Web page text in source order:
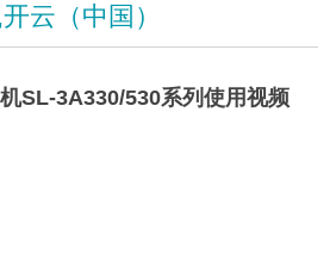
云（中国）
SL-3A330/530系列使用视频